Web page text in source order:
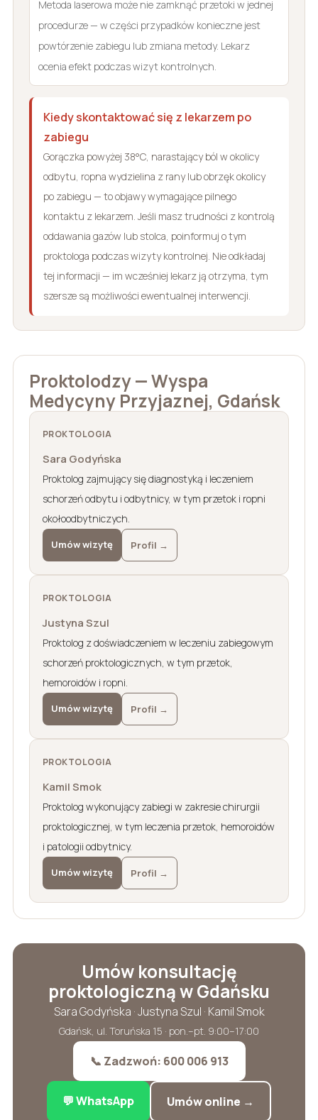
Metoda laserowa może nie zamknąć przetoki w jednej
procedurze — w części przypadków konieczne jest
powtórzenie zabiegu lub zmiana metody. Lekarz
ocenia efekt podczas wizyt kontrolnych.
Kiedy skontaktować się z lekarzem po
zabiegu
Gorączka powyżej 38°C, narastający ból w okolicy
odbytu, ropna wydzielina z rany lub obrzęk okolicy
po zabiegu — to objawy wymagające pilnego
kontaktu z lekarzem. Jeśli masz trudności z kontrolą
oddawania gazów lub stolca, poinformuj o tym
proktologa podczas wizyty kontrolnej. Nie odkładaj
tej informacji — im wcześniej lekarz ją otrzyma, tym
szersze są możliwości ewentualnej interwencji.
Proktolodzy — Wyspa
Medycyny Przyjaznej, Gdańsk
PROKTOLOGIA
Sara Godyńska
Proktolog zajmujący się diagnostyką i leczeniem
schorzeń odbytu i odbytnicy, w tym przetok i ropni
okołoodbytniczych.
Umów wizytę Profil →
PROKTOLOGIA
Justyna Szul
Proktolog z doświadczeniem w leczeniu zabiegowym
schorzeń proktologicznych, w tym przetok,
hemoroidów i ropni.
Umów wizytę Profil →
PROKTOLOGIA
Kamil Smok
Proktolog wykonujący zabiegi w zakresie chirurgii
proktologicznej, w tym leczenia przetok, hemoroidów
i patologii odbytnicy.
Umów wizytę Profil →
Umów konsultację
proktologiczną w Gdańsku
Sara Godyńska · Justyna Szul · Kamil Smok
Gdańsk, ul. Toruńska 15 · pon.–pt. 9:00–17:00
📞 Zadzwoń: 600 006 913
💬 WhatsApp Umów online →